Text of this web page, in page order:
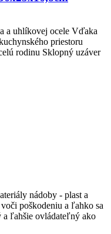
a uhlíkovej ocele Vďaka
priestoru
rodinu Sklopný uzáver
nádoby - plast a
poškodeniu a ľahko sa
a ľahšie ovládateľný ako